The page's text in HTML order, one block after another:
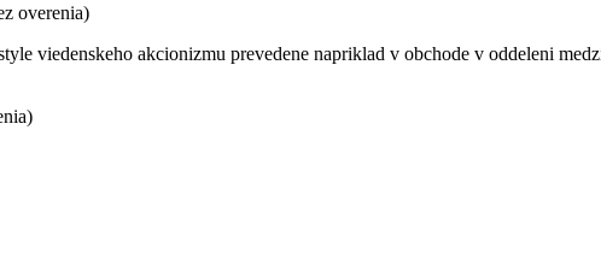
overenia)
viedenskeho akcionizmu prevedene napriklad v obchode v oddeleni